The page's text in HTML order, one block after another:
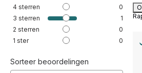
4 sterren
0
3 sterren
1
2 sterren
0
1 ster 0
Sorteer beoordelingen